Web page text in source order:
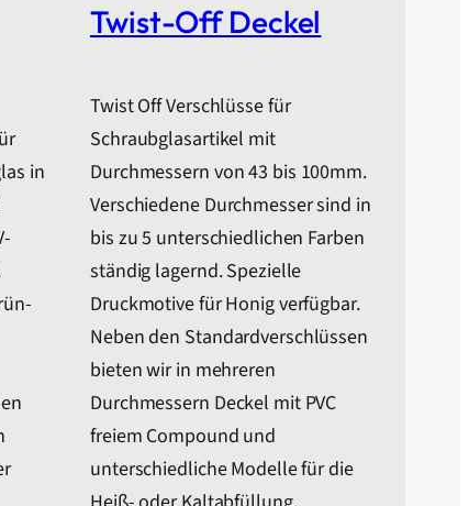
in
Twist-Off Deckel
Twist Off Verschlüsse für
Schraubglasartikel mit
Durchmessern von 43 bis 100mm.
Verschiedene Durchmesser sind in
bis zu 5 unterschiedlichen Farben
ständig lagernd. Spezielle
Druckmotive für Honig verfügbar.
Neben den Standardverschlüssen
bieten wir in mehreren
Durchmessern Deckel mit PVC
freiem Compound und
unterschiedliche Modelle für die